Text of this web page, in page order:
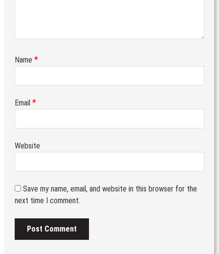
Name *
Email *
Website
Save my name, email, and website in this browser for the
next time I comment.